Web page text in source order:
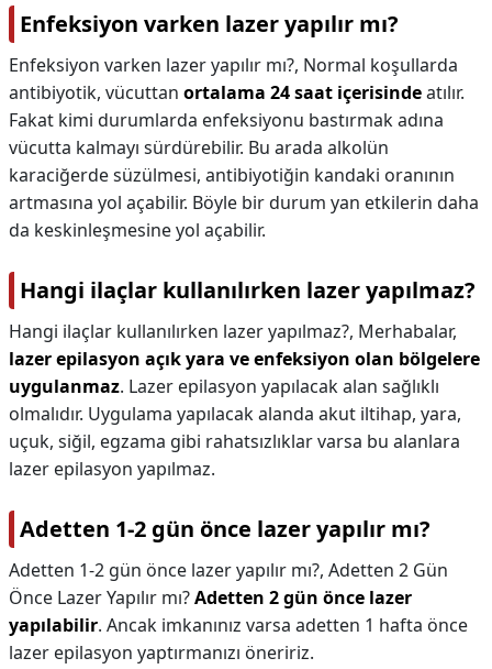
Enfeksiyon varken lazer yapılır mı?
Enfeksiyon varken lazer yapılır mı?, Normal koşullarda
antibiyotik, vücuttan ortalama 24 saat içerisindeatılır.
Fakat kimi durumlarda enfeksiyonu bastırmak adına
vücutta kalmayı sürdürebilir. Bu arada alkolün
karaciğerde süzülmesi, antibiyotiğin kandaki oranının
artmasına yol açabilir. Böyle bir durum yan etkilerin daha
da keskinleşmesine yol açabilir.
Hangi ilaçlar kullanılırken lazer yapılmaz?
Hangi ilaçlar kullanılırken lazer yapılmaz?, Merhabalar,
lazer epilasyon açık yara ve enfeksiyon olan bölgelere
uygulanmaz. Lazer epilasyon yapılacak alan sağlıklı
olmalıdır. Uygulama yapılacak alanda akut iltihap, yara,
uçuk, siğil, egzama gibi rahatsızlıklar varsa bu alanlara
lazer epilasyon yapılmaz.
Adetten 1-2 gün önce lazer yapılır mı?
Adetten 1-2 gün önce lazer yapılır mı?, Adetten 2 Gün
Önce Lazer Yapılır mı?Adetten 2 gün önce lazer
yapılabilir. Ancak imkanınız varsa adetten 1 hafta önce
lazer epilasyon yaptırmanızı öneririz.